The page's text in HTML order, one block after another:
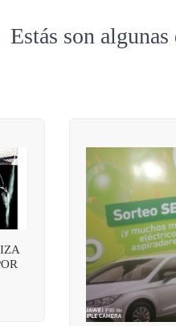
Estás son